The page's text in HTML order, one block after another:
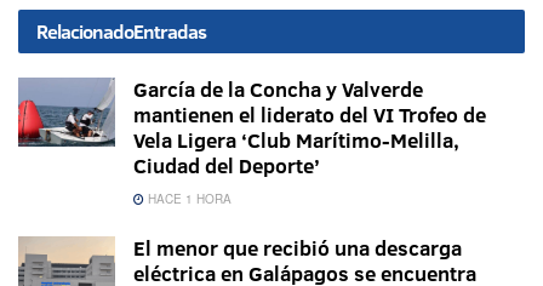
RelacionadoEntradas
García de la Concha y Valverde
mantienen el liderato del VI Trofeo de
Vela Ligera ‘Club Marítimo-Melilla,
Ciudad del Deporte’
HACE 1 HORA
El menor que recibió una descarga
eléctrica en Galápagos se encuentra